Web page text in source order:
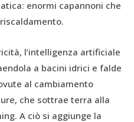
enormi capannoni che
l’intelligenza artificiale
a bacini idrici e falde
al cambiamento
che sottrae terra alla
A ciò si aggiunge la